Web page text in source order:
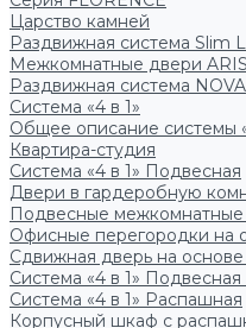
Царство камней
Раздвижная система Slim
Межкомнатные двери
Раздвижная система NOVA
Система «4 в 1»
Общее описание системы
Квартира-студия
Система «4 в 1» Подвесная
Двери в гардеробную
Подвесные
Офисные перегородки на
Сдвижная дверь на
Система «4 в 1»
Система «4 в 1» Распашная
Корпусный шкаф с